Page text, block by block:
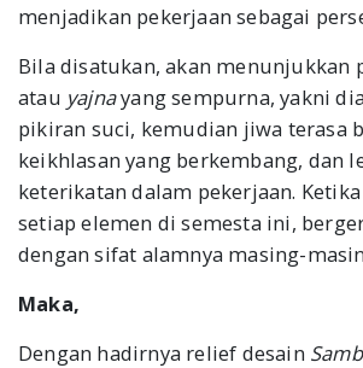
menjadikan pekerjaan sebagai
Bila disatukan, akan menunjukkan
atau yajnayang sempurna, yakni
pikiran suci, kemudian jiwa terasa
keikhlasan yang berkembang, dan
keterikatan dalam pekerjaan.
setiap elemen di semesta ini,
dengan sifat alamnya masing-
Maka,
Dengan hadirnya relief desain